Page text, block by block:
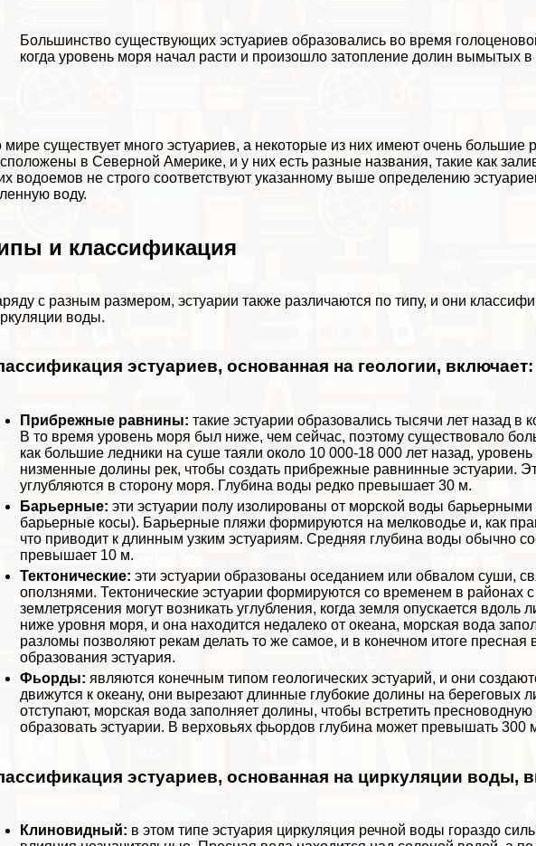
Большинство существующих эстуариев образовались во время
когда уровень моря начал расти и произошло затопление долин вымытых в
мире существует много эстуариев, а некоторые из них имеют очень
в Северной Америке, и у них есть разные названия, такие как
водоемов не строго соответствуют указанному выше определению
воду.
и классификация
с разным размером, эстуарии также различаются по типу, и они
воды.
эстуариев, основанная на геологии, включает:
Прибрежные равнины:такие эстуарии образовались тысячи лет назад в
В то время уровень моря был ниже, чем сейчас, поэтому существовало
как большие ледники на суше таяли около 10 000-18 000 лет назад,
низменные долины рек, чтобы создать прибрежные равнинные эстуарии.
углубляются в сторону моря. Глубина воды редко превышает 30 м.
Барьерные:эти эстуарии полу изолированы от морской воды
барьерные косы). Барьерные пляжи формируются на мелководье и, как
что приводит к длинным узким эстуариям. Средняя глубина воды обычно
превышает 10 м.
Тектонические: эти эстуарии образованы оседанием или обвалом суши,
оползнями. Тектонические эстуарии формируются со временем в районах
землетрясения могут возникать углубления, когда земля опускается вдоль
ниже уровня моря, и она находится недалеко от океана, морская вода
разломы позволяют рекам делать то же самое, и в конечном итоге пресная
образования эстуария.
Фьорды:являются конечным типом геологических эстуарий, и они
движутся к океану, они вырезают длинные глубокие долины на береговых
отступают, морская вода заполняет долины, чтобы встретить
образовать эстуарии. В верховьях фьордов глубина может превышать 300
эстуариев, основанная на циркуляции воды,
Клиновидный: в этом типе эстуария циркуляция речной воды гораздо